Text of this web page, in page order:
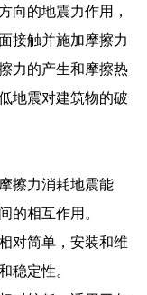
向的地震力作用，
接触并施加摩擦力
力的产生和摩擦热
地震对建筑物的破
擦力消耗地震能
的相互作用。
对简单，安装和维
稳定性。